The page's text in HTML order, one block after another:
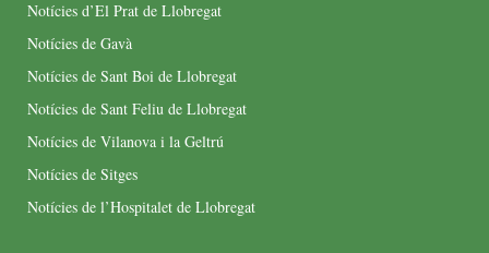
Notícies d’El Prat de Llobregat
Notícies de Gavà
Notícies de Sant Boi de Llobregat
Notícies de Sant Feliu de Llobregat
Notícies de Vilanova i la Geltrú
Notícies de Sitges
Notícies de l’Hospitalet de Llobregat